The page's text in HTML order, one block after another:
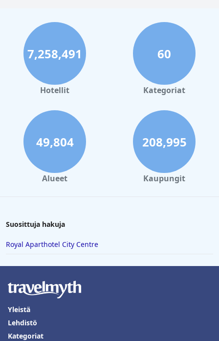
7,258,491
Hotellit
60
Kategoriat
49,804
Alueet
208,995
Kaupungit
Suosittuja hakuja
Royal Aparthotel City Centre
Yleistä
Lehdistö
Kategoriat